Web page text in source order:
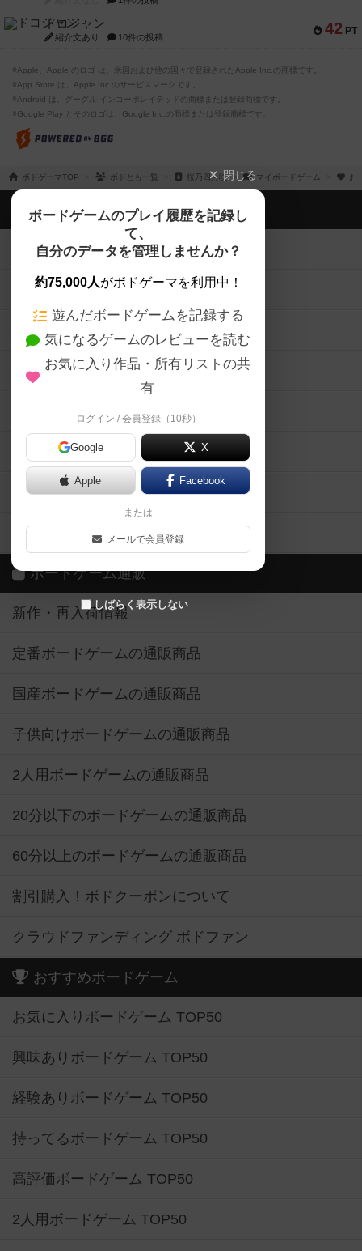
42 PT
ドコジャン
紹介文あり 10件の投稿
※Apple、Apple のロゴ は、米国および他の国々で登録されたApple Inc.の商標です。
※App Store は、Apple Inc.のサービスマークです。
※Android は、グーグル インコーポレイテッドの商標または登録商標です。
※Google Play とそのロゴは、Google Inc.の商標または登録商標です。
ボドゲーマTOP ボドとも一覧 桜乃四月咲 マイボードゲーム お
閉じる
ボードゲームのプレイ履歴を記録し
て、
自分のデータを管理しませんか？
約75,000人がボドゲーマを利用中！
遊んだボードゲームを記録する
気になるゲームのレビューを読む
お気に入り作品・所有リストの共
有
ログイン / 会員登録（10秒）
Google X
Apple Facebook
または
メールで会員登録
しばらく表示しない
ボドゲーマTOP
ボードゲームを検索する
ボードゲームの新着レビュー
ボードゲーム会情報
メカニクス特集
掲示板・トピックス
ボドとも・会員一覧
ボードゲーム業界コラム
ボドゲーマご利用案内
ボードゲーム通販
新作・再入荷情報
定番ボードゲームの通販商品
国産ボードゲームの通販商品
子供向けボードゲームの通販商品
2人用ボードゲームの通販商品
20分以下のボードゲームの通販商品
60分以上のボードゲームの通販商品
割引購入！ボドクーポンについて
クラウドファンディング ボドファン
おすすめボードゲーム
お気に入りボードゲーム TOP50
興味ありボードゲーム TOP50
経験ありボードゲーム TOP50
持ってるボードゲーム TOP50
高評価ボードゲーム TOP50
2人用ボードゲーム TOP50